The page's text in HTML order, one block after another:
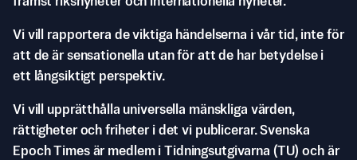
Vi vill rapportera de viktiga händelserna i vår tid, inte för
att de är sensationella utan för att de har betydelse i
ett långsiktigt perspektiv.
Vi vill upprätthålla universella mänskliga värden,
rättigheter och friheter i det vi publicerar. Svenska
Epoch Times är medlem i Tidningsutgivarna (TU) och är